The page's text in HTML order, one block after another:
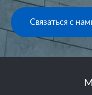
Связаться с